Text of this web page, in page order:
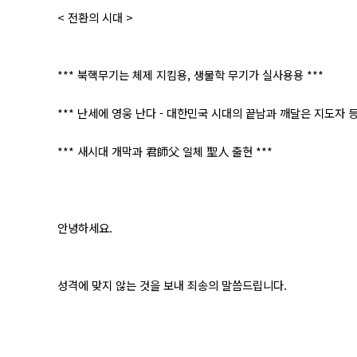
< 전환의 시대 >
*** 북핵무기는 체제 지킴용, 생물학 무기가 실사용용 ***
*** 난세에 영웅 난다 - 대한민국 시대의 끝남과 깨달은 지도자
*** 새시대 개막과 君師父 일체 聖人 출현 ***
안녕하세요.
성격에 맞지 않는 것을 보내 죄송의 말씀드립니다.